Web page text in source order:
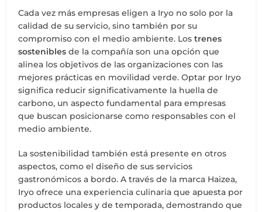
Cada vez más empresas eligen a Iryo no solo por la
calidad de su servicio, sino también por su
compromiso con el medio ambiente. Lostrenes
sostenibles de la compañía son una opción que
alinea los objetivos de las organizaciones con las
mejores prácticas en movilidad verde. Optar por Iryo
significa reducir significativamente la huella de
carbono, un aspecto fundamental para empresas
que buscan posicionarse como responsables con el
medio ambiente.
La sostenibilidad también está presente en otros
aspectos, como el diseño de sus servicios
gastronómicos a bordo. A través de la marca Haizea,
Iryo ofrece una experiencia culinaria que apuesta por
productos locales y de temporada, demostrando que